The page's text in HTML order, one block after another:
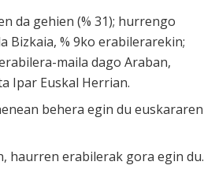
da gehien (% 31); hurrengo
Bizkaia, % 9ko erabilerarekin;
maila dago Araban,
Ipar Euskal Herrian.
behera egin du euskararen
haurren erabilerak gora egin du.